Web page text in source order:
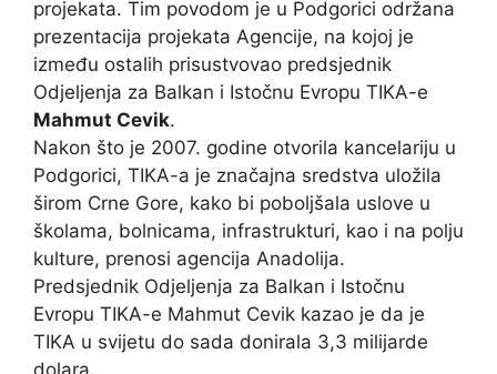
projekata. Tim povodom je u Podgorici održana
prezentacija projekata Agencije, na kojoj je
između ostalih prisustvovao predsjednik
Odjeljenja za Balkan i Istočnu Evropu TIKA-e
Mahmut Cevik.
Nakon što je 2007. godine otvorila kancelariju u
Podgorici, TIKA-a je značajna sredstva uložila
širom Crne Gore, kako bi poboljšala uslove u
školama, bolnicama, infrastrukturi, kao i na polju
kulture, prenosi agencija Anadolija.
Predsjednik Odjeljenja za Balkan i Istočnu
Evropu TIKA-e Mahmut Cevik kazao je da je
TIKA u svijetu do sada donirala 3,3 milijarde
dolara.